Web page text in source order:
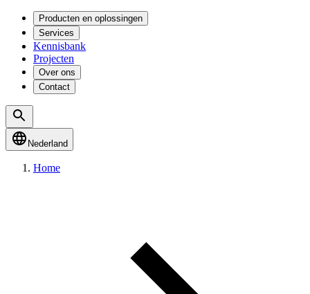
Producten en oplossingen
Services
Kennisbank
Projecten
Over ons
Contact
Nederland
Home